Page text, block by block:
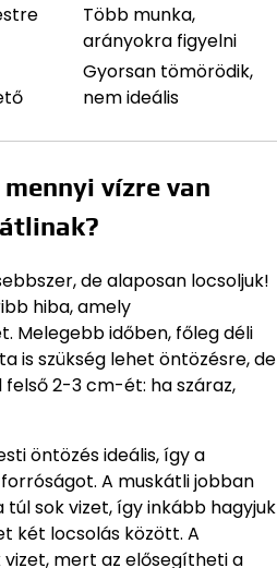
Több munka,
arányokra figyelni
Gyorsan tömörödik,
nem ideális
vízre van
de alaposan locsoljuk!
hiba, amely
Melegebb időben, főleg déli
is szükség lehet öntözésre, de
felső 2-3 cm-ét: ha száraz,
öntözés ideális, így a
A muskátli jobban
sok vizet, így inkább hagyjuk
két locsolás között. A
mert az elősegítheti a